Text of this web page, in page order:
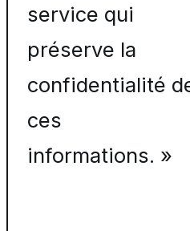
service qui
préserve la
confidentialité
ces
informations. »